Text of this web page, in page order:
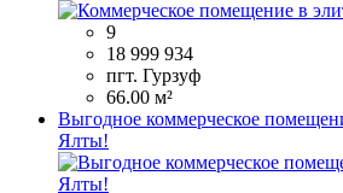
9
18 999 934
пгт. Гурзуф
66.00 м²
Выгодное коммерческое
Ялты!